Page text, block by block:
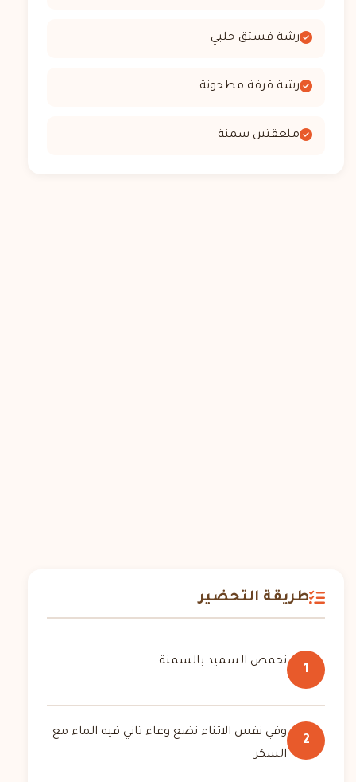
رشة فستق حلبي
رشة قرفة مطحونة
ملعقتين سمنة
طريقة التحضير
1
نحمص السميد بالسمنة
2
وفي نفس الاثناء نضع وعاء تاني فيه الماء مع
السكر